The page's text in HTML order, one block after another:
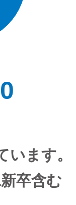
ます。
卒含む